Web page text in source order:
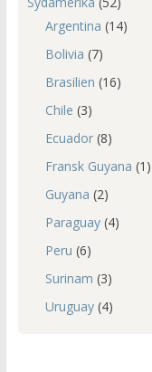
Argentina (14)
Bolivia (7)
Brasilien (16)
Chile (3)
Ecuador(8)
Fransk Guyana (1)
Guyana (2)
Paraguay(4)
Peru (6)
Surinam (3)
Uruguay(4)